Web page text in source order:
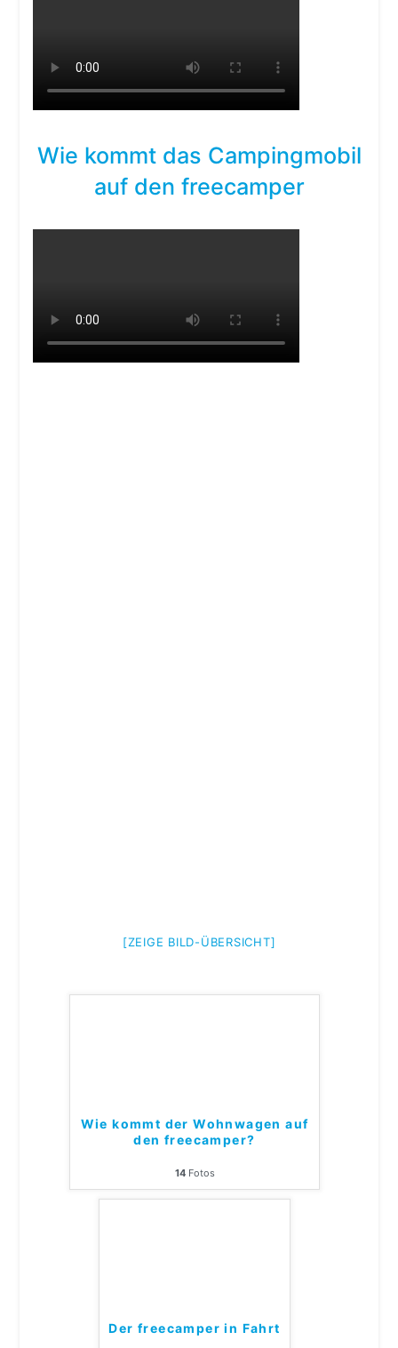
Wie kommt das Campingmobil
auf den freecamper
[ZEIGE BILD-ÜBERSICHT]
Wie kommt der Wohnwagen auf
den freecamper?
14Fotos
Der freecamper in Fahrt